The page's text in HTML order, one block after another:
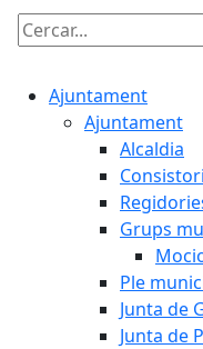
Cercar:
Ajuntament
Ajuntament
Alcaldia
Consistori
Grups
Ple
Junta de
Junta de